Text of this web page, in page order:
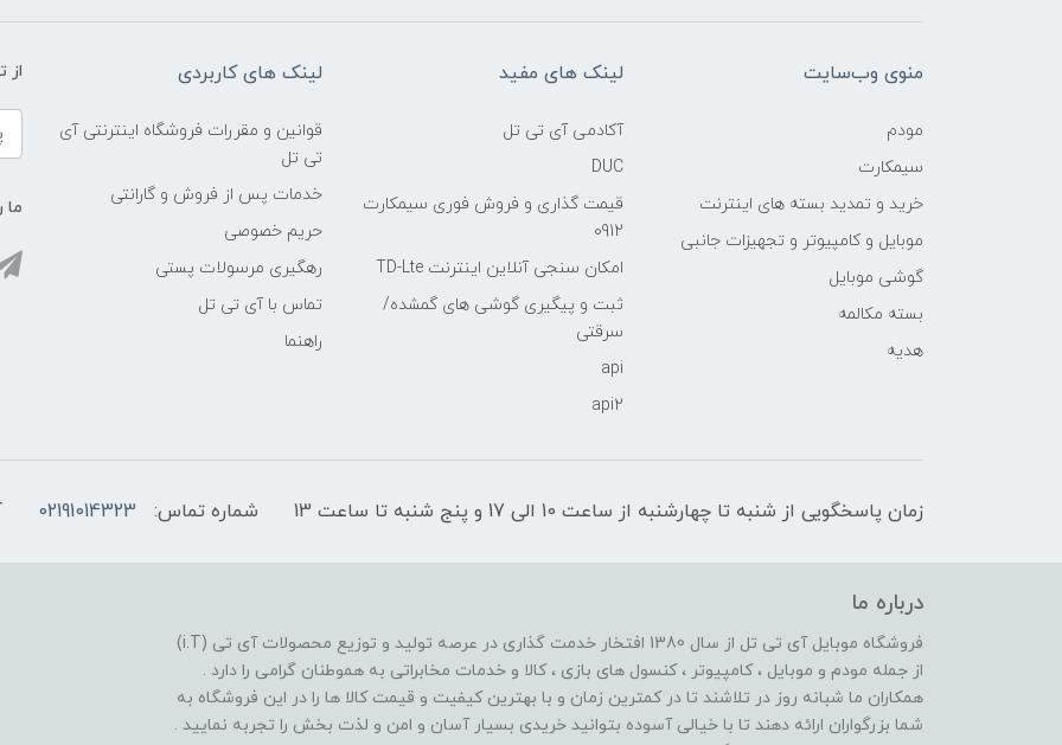
منوی وب‌سایت
مودم
سیمکارت
خرید و تمدید بسته های اینترنت
موبایل و کامپیوتر و تجهیزات جانبی
گوشی موبایل
بسته مکالمه
هدیه
لینک های مفید
آکادمی آی تی تل
DUC
قیمت گذاری و فروش فوری سیمکارت
0912
امکان سنجی آنلاین اینترنت TD-Lte
ثبت و پیگیری گوشی های گمشده/
سرقتی
api
api2
لینک های کاربردی
قوانین و مقررات فروشگاه اینترنتی آی
تی تل
خدمات پس از فروش و گارانتی
حریم خصوصی
رهگیری مرسولات پستی
تماس با آی تی تل
راهنما
از
ما
زمان پاسخگویی از شنبه تا چهارشنبه از ساعت 10 الی 17 و پنج شنبه تا ساعت 13 شماره تماس: 02191014323
درباره ما
فروشگاه موبایل آی تی تل از سال 1380 افتخار خدمت گذاری در عرصه تولید و توزیع محصولات آی تی (i.T)
از جمله مودم و موبایل ، کامپیوتر ، کنسول های بازی ، کالا و خدمات مخابراتی به هموطنان گرامی را دارد .
همکاران ما شبانه روز در تلاشند تا در کمترین زمان و با بهترین کیفیت و قیمت کالا ها را در این فروشگاه به
شما بزرگواران ارائه دهند تا با خیالی آسوده بتوانید خریدی بسیار آسان و امن و لذت بخش را تجربه نمایید .